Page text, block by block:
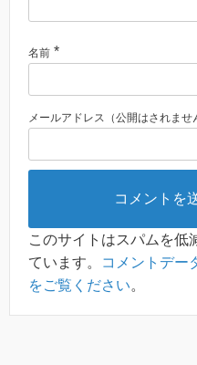
名前 *
メールアドレス（公開はされませ
このサイトはスパムを低
ています。
コメントデー
をご覧ください。